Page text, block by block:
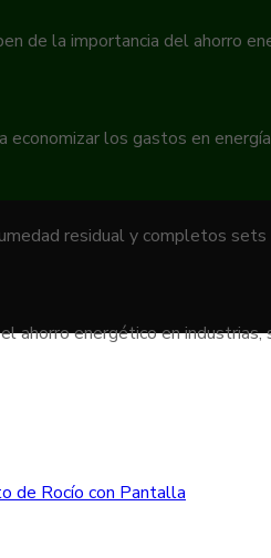
de la importancia del ahorro
economizar los gastos en
residual y completos
ahorro energético en